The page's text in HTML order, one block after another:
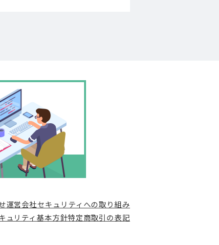
運営会社セキュリティへの取り組み
ュリティ基本方針特定商取引の表記